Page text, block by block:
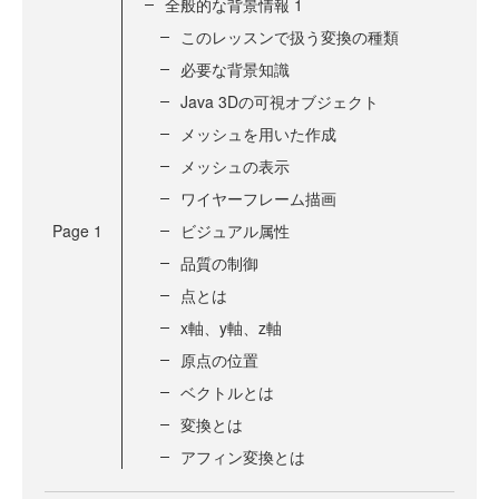
Page 1
全般的な背景情報 1
このレッスンで扱う変換の種類
必要な背景知識
Java 3Dの可視オブジェクト
メッシュを用いた作成
メッシュの表示
ワイヤーフレーム描画
ビジュアル属性
品質の制御
点とは
x軸、y軸、z軸
原点の位置
ベクトルとは
変換とは
アフィン変換とは